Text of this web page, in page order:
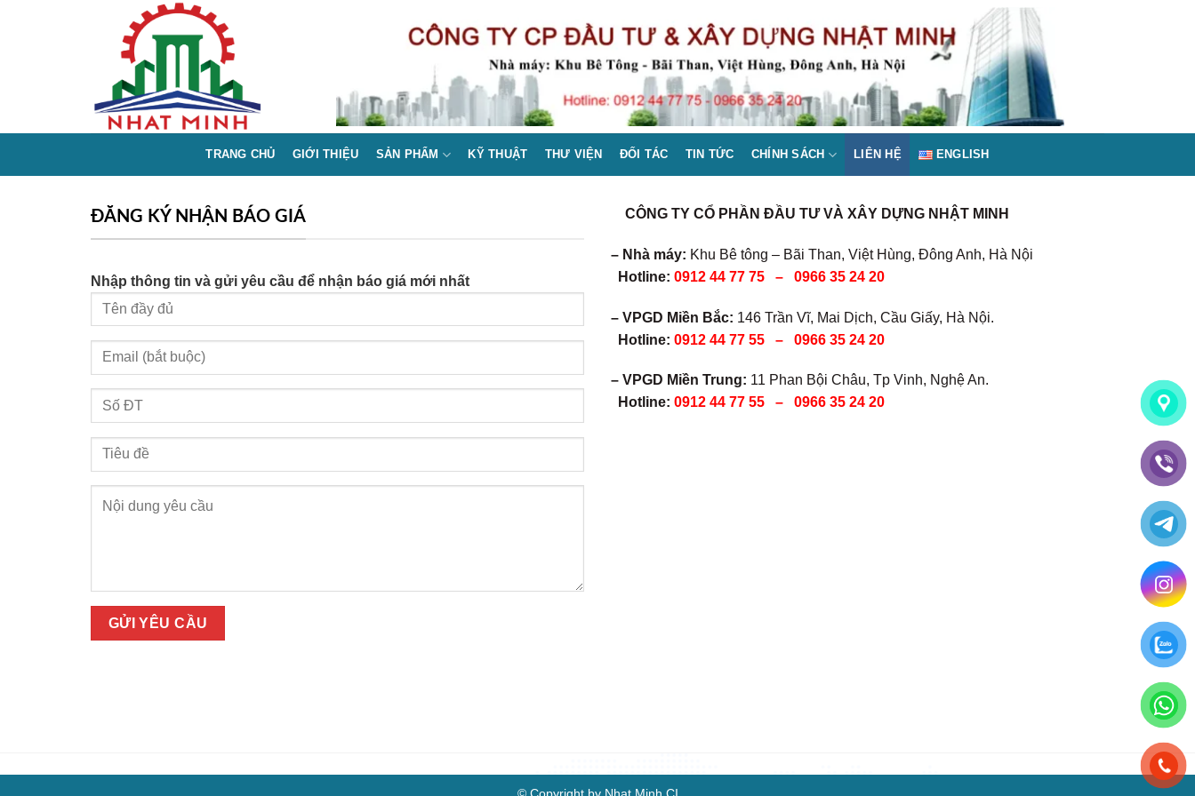
TRANG CHỦ GIỚI THIỆU SẢN PHẨM KỸ THUẬT THƯ VIỆN ĐỐI TÁC TIN TỨC CHÍNH SÁCH LIÊN HỆ ENGLISH
ĐĂNG KÝ NHẬN BÁO GIÁ
Nhập thông tin và gửi yêu cầu để nhận báo giá mới nhất
CÔNG TY CỔ PHẦN ĐẦU TƯ VÀ XÂY DỰNG NHẬT MINH
– Nhà máy: Khu Bê tông – Bãi Than, Việt Hùng, Đông Anh, Hà Nội
Hotline: 0912 44 77 75 – 0966 35 24 20
– VPGD Miền Bắc: 146 Trần Vĩ, Mai Dịch, Cầu Giấy, Hà Nội.
Hotline: 0912 44 77 55 – 0966 35 24 20
– VPGD Miền Trung: 11 Phan Bội Châu, Tp Vinh, Nghệ An.
Hotline: 0912 44 77 55 – 0966 35 24 20